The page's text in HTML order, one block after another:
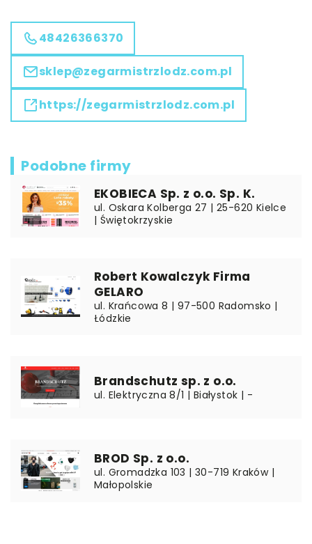
48426366370
sklep@zegarmistrzlodz.com.pl
https://zegarmistrzlodz.com.pl
Podobne firmy
EKOBIECA Sp. z o.o. Sp. K.
ul. Oskara Kolberga 27 | 25-620 Kielce
| Świętokrzyskie
Robert Kowalczyk Firma
GELARO
ul. Krańcowa 8 | 97-500 Radomsko |
Łódzkie
Brandschutz sp. z o.o.
ul. Elektryczna 8/1 | Białystok | -
BROD Sp. z o.o.
ul. Gromadzka 103 | 30-719 Kraków |
Małopolskie